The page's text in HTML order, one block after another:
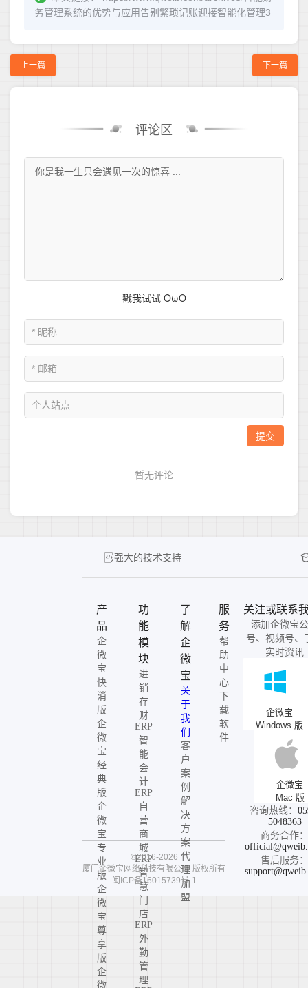
务管理系统的优势与应用告别繁琐记账迎接智能化管理3
上一篇 下一篇
评论区
强大的技术支持
产
品
企
微
宝
快
消
版
企
微
宝
经
典
版
企
微
宝
专
业
版
企
微
宝
尊
享
版
企
微
功
能
模
块
进
销
存
财
ERP
智
能
会
计
ERP
自
营
商
城
ERP
智
慧
门
店
ERP
外
勤
管
理
了
解
企
微
宝
关
于
我
们
客
户
案
例
解
决
方
案
代
理
加
盟
服
务
帮
助
中
心
下
载
软
件
关注或联系
添加企微宝
号、视频号、
实时资讯
企微宝
Windows 版
企微宝
Mac 版
咨询热线：
5048363
商务合作：
售后服务：
©2016-2026
厦门企微宝网络科技有限公司 版权所有
闽ICP备16015739号-1